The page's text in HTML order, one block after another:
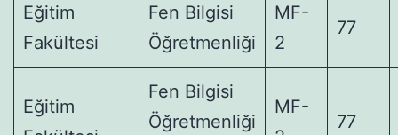
Eğitim
Fakültesi
Fen Bilgisi
Öğretmenliği
MF-
2
77
Eğitim
Fen Bilgisi
Öğretmenliği
MF-
77